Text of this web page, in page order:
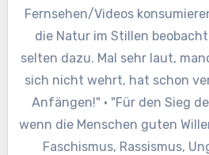
Fernsehen/Videos
die Natur im Stillen
selten dazu. Mal sehr laut,
sich nicht wehrt, hat schon
Anfängen!" · "Für den Sieg
wenn die Menschen guten
Faschismus, Rassismus,